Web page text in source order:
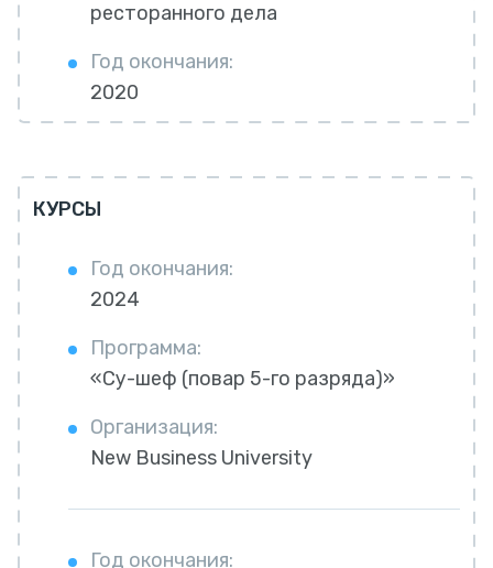
ресторанного дела
Год окончания:
2020
КУРСЫ
Год окончания:
2024
Программа:
«Су-шеф (повар 5-го разряда)»
Организация:
New Business University
Год окончания: